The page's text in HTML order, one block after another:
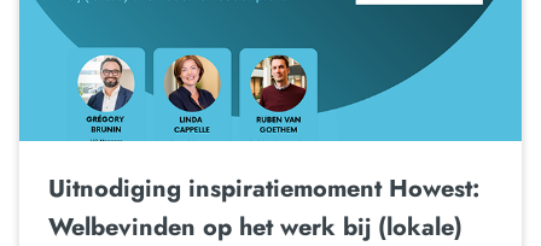
Uitnodiging inspiratiemoment Howest:
Welbevinden op het werk bij (lokale)